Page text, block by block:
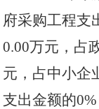
府采购工程支
0.00万元，占
元，占中小企
支出金额的0